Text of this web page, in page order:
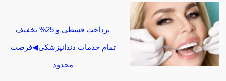
پرداخت قسطی و 25% تخفیف
تمام خدمات دندانپزشکی◀فرصت
محدود